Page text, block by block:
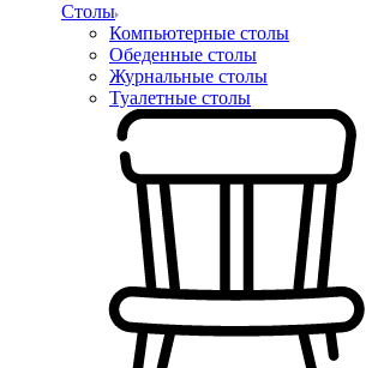
Столы
Компьютерные столы
Обеденные столы
Журнальные столы
Туалетные столы